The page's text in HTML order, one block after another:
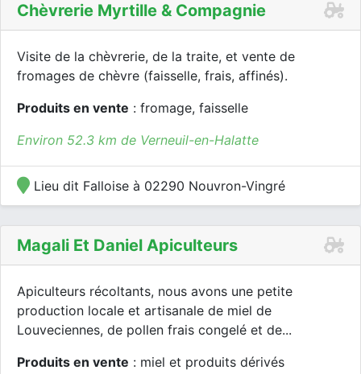
Chèvrerie Myrtille & Compagnie
Visite de la chèvrerie, de la traite, et vente de
fromages de chèvre (faisselle, frais, affinés).
Produits en vente : fromage, faisselle
Environ 52.3 km de Verneuil-en-Halatte
Lieu dit Falloise à 02290 Nouvron-Vingré
Magali Et Daniel Apiculteurs
Apiculteurs récoltants, nous avons une petite
production locale et artisanale de miel de
Louveciennes, de pollen frais congelé et de...
Produits en vente : miel et produits dérivés